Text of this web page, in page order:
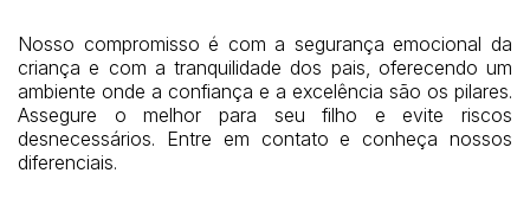
Nosso compromisso é com a segurança emocional da
criança e com a tranquilidade dos pais, oferecendo um
ambiente onde a confiança e a excelência são os pilares.
Assegure o melhor para seu filho e evite riscos
desnecessários. Entre em contato e conheça nossos
diferenciais.